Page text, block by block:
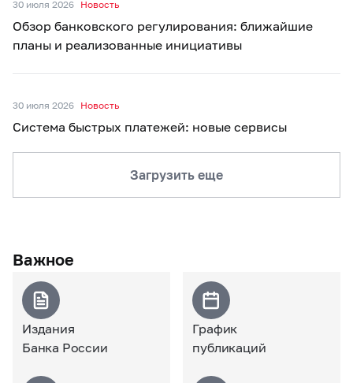
30 июля 2026 Новость
Обзор банковского регулирования: ближайшие
планы и реализованные инициативы
30 июля 2026 Новость
Система быстрых платежей: новые сервисы
Загрузить еще
Важное
Издания
Банка России
График
публикаций